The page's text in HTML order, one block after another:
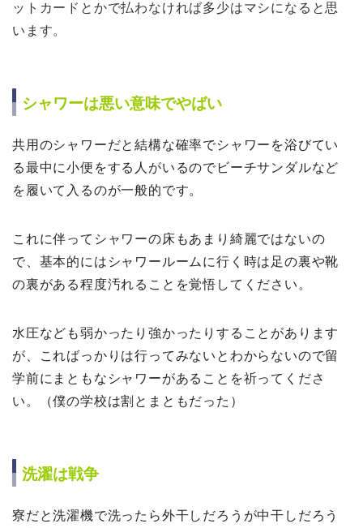
ットカードとかで払わなければ多少はマシになると思
います。
シャワーは悪い意味でやばい
共用のシャワーだと結構な確率でシャワーを浴びてい
る最中に小便をする人がいるのでビーチサンダルなど
を履いて入るのが一般的です。
これに伴ってシャワーの床もあまり綺麗ではないの
で、基本的にはシャワールームに行く時は足の裏や靴
の裏がある程度汚れることを覚悟してください。
水圧なども弱かったり強かったりすることがあります
が、こればっかりは行ってみないとわからないので留
学前にまともなシャワーがあることを祈ってくださ
い。（僕の学校は割とまともだった）
洗濯は戦争
寮だと洗濯機で洗ったら外干しだろうが中干しだろう